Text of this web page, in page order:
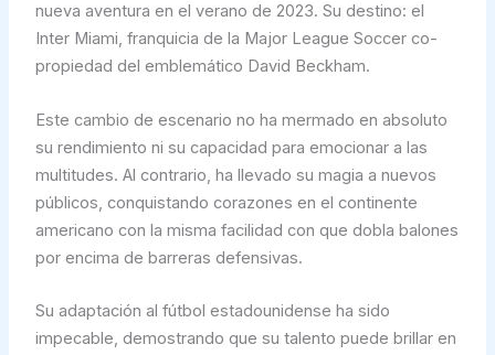
nueva aventura en el verano de 2023. Su destino: el
Inter Miami, franquicia de la Major League Soccer co-
propiedad del emblemático David Beckham.
Este cambio de escenario no ha mermado en absoluto
su rendimiento ni su capacidad para emocionar a las
multitudes. Al contrario, ha llevado su magia a nuevos
públicos, conquistando corazones en el continente
americano con la misma facilidad con que dobla balones
por encima de barreras defensivas.
Su adaptación al fútbol estadounidense ha sido
impecable, demostrando que su talento puede brillar en